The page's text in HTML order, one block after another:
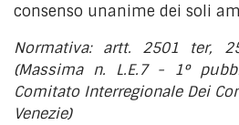
consenso unanime dei soli
Normativa: artt. 2501 ter,
(Massima n. L.E.7 - 1°
Comitato Interregionale Dei
Venezie)